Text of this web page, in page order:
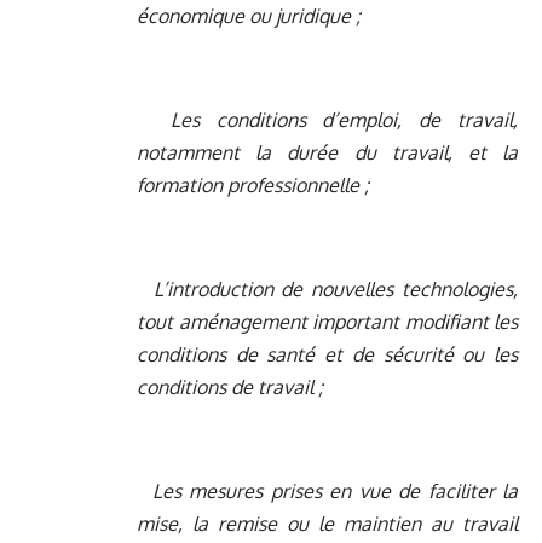
économique ou juridique ;
Les conditions d’emploi, de travail,
notamment la durée du travail, et la
formation professionnelle ;
L’introduction de nouvelles technologies,
tout aménagement important modifiant les
conditions de santé et de sécurité ou les
conditions de travail ;
Les mesures prises en vue de faciliter la
mise, la remise ou le maintien au travail